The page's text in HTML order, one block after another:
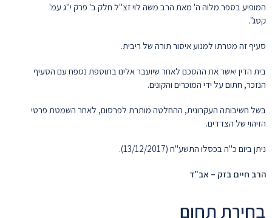
המופיע בספר מלוה ה' מאת הרב משה לוי זצ"ל חלק ב' פרק י"ג עמ'
קסג".
סעיף זה מטרתו למנוע איסור תורה של ריבית.
בית הדין יאשר את ההסכם לאחר שיועבר אלינו בתוספת נספח עם הסעיף
הנזכר, חתום על ידי המוכרים והקונים.
בשל חשיבותה העקרונית, ההחלטה מותרת לפרסום, לאחר השמטת פרטי
הזיהוי של הצדדים.
ניתן ביום כ"ה בכסלו התשע"ח (13/12/2017).
הרב חיים בזק – אב"ד
בחירת תחום